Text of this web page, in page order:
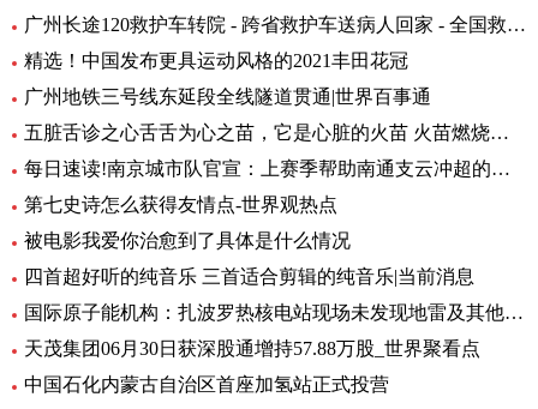
广州长途120救护车转院 - 跨省救护车送病人回家 - 全国救护团队_快资讯
精选！中国发布更具运动风格的2021丰田花冠
广州地铁三号线东延段全线隧道贯通|世界百事通
五脏舌诊之心舌舌为心之苗，它是心脏的火苗 火苗燃烧的时候，你会发
每日速读!南京城市队官宣：上赛季帮助南通支云冲超的特拉奥雷加盟
第七史诗怎么获得友情点-世界观热点
被电影我爱你治愈到了具体是什么情况
四首超好听的纯音乐 三首适合剪辑的纯音乐|当前消息
国际原子能机构：扎波罗热核电站现场未发现地雷及其他爆炸物
天茂集团06月30日获深股通增持57.88万股_世界聚看点
中国石化内蒙古自治区首座加氢站正式投营